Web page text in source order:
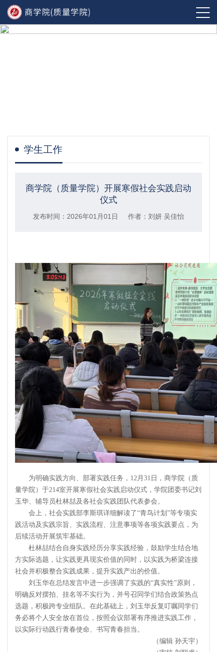
学生工作
商学院（质量学院）开展寒假社会实践启动
仪式
发布时间：2026年01月01日 作者：刘妍 吴佳怡
为明确实践方向、部署实践任务，12月31日，商学院（质
量学院）于214室开展寒假社会实践启动仪式，学院团委书记刘
玉华、辅导员杜林喆及各社会实践团队代表参会。
会上，社会实践部李斯琪详细解读了“青鸟计划”等专项实
践活动及实践宗旨、实践流程、注意事项等各项实践要点，为
后续活动开展筑牢基础。
杜林喆结合自身实践经历分享实践经验，鼓励学生结合地
方实际选题，让实践更具现实价值的同时，以实践为桥梁连接
社会并积极整合实践成果，提升实践产出的价值。
刘玉华在总结发言中进一步强调了实践的“真实性”原则，
明确反对摆拍、挂名等不实行为，并号召同学们结合政策热点
选题，积极跨专业组队。在此基础上，刘玉华反复叮嘱同学们
务必将个人安全放在首位，按照会议部署有序推进实践工作，
以实际行动践行青春使命、书写青春担当。
（编辑 孙天宇）